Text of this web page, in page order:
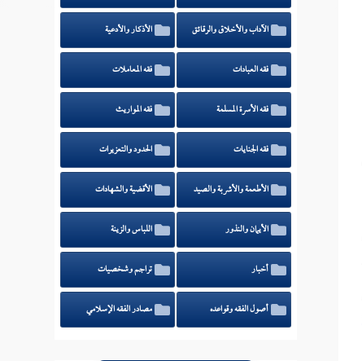
الآداب والأخلاق والرقائق الأذكار والأدعية
فقه العبادات فقه المعاملات
فقه الأسرة المسلمة فقه المواريث
فقه الجنايات الحدود والتعزيرات
الأطعمة والأشربة والصيد الأقضية والشهادات
الأيمان والنذور اللباس والزينة
أخبار تراجم وشخصيات
أصول الفقه وقواعده مصادر الفقه الإسلامي